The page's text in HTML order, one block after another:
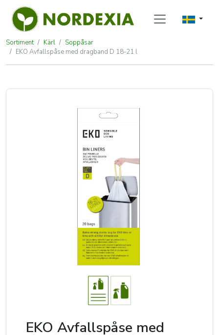
Sortiment Kärl
Soppåsar
EKO Avfallspåse med dragband D 18-21 l
EKO Avfallspåse med dragband
EKO Avfallspåse med